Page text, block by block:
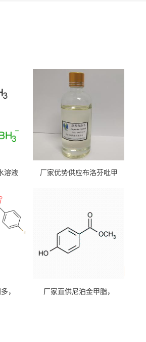
溶液
厂家优势供应布洛芬吡甲
，
厂家直供尼泊金甲脂，